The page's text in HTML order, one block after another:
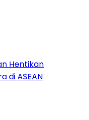
Hentikan
di ASEAN